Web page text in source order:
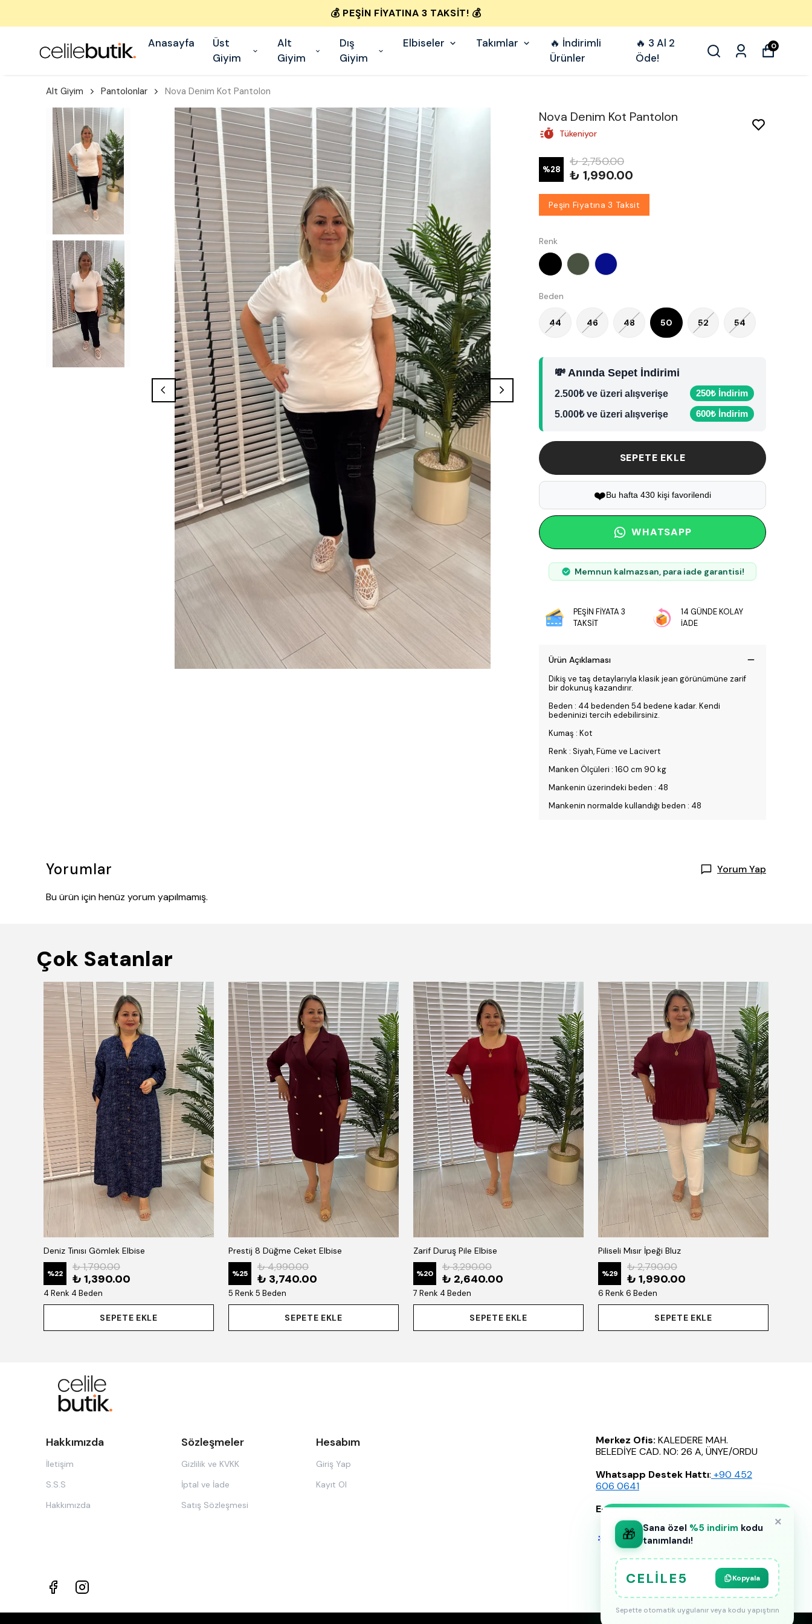
💰 PEŞIN FIYATINA 3 TAKSIT! 💰
Anasayfa
Üst
Giyim
Alt
Giyim
Dış
Giyim
Elbiseler Takımlar
🔥 İndirimli
Ürünler
🔥 3 Al 2
Öde!
0
Alt Giyim Pantolonlar Nova Denim Kot Pantolon
Nova Denim Kot Pantolon
Tükeniyor
%28
₺ 2,750.00
₺ 1,990.00
Peşin Fiyatına 3 Taksit
Renk
Beden
44 46 48 50 52 54
💸 Anında Sepet İndirimi
2.500₺ ve üzeri alışverişe 250₺ İndirim
5.000₺ ve üzeri alışverişe 600₺ İndirim
SEPETE EKLE
❤️Bu hafta 430 kişi favorilendi
WHATSAPP
Memnun kalmazsan, para iade garantisi!
PEŞİN FİYATA 3
TAKSİT
14 GÜNDE KOLAY
İADE
Ürün Açıklaması
Dikiş ve taş detaylarıyla klasik jean görünümüne zarif
bir dokunuş kazandırır.
Beden : 44 bedenden 54 bedene kadar. Kendi
bedeninizi tercih edebilirsiniz.
Kumaş : Kot
Renk : Siyah, Füme ve Lacivert
Manken Ölçüleri : 160 cm 90 kg
Mankenin üzerindeki beden : 48
Mankenin normalde kullandığı beden : 48
Yorumlar Yorum Yap
Bu ürün için henüz yorum yapılmamış.
Çok Satanlar
Deniz Tınısı Gömlek Elbise
%22
₺ 1,790.00
₺ 1,390.00
4 Renk 4 Beden
SEPETE EKLE
Prestij 8 Düğme Ceket Elbise
%25
₺ 4,990.00
₺ 3,740.00
5 Renk 5 Beden
SEPETE EKLE
Zarif Duruş Pile Elbise
%20
₺ 3,290.00
₺ 2,640.00
7 Renk 4 Beden
SEPETE EKLE
Piliseli Mısır İpeği Bluz
%29
₺ 2,790.00
₺ 1,990.00
6 Renk 6 Beden
SEPETE EKLE
Hakkımızda
İletişim
S.S.S
Hakkımızda
Sözleşmeler
Gizlilik ve KVKK
İptal ve İade
Satış Sözleşmesi
Hesabım
Giriş Yap
Kayıt Ol
Merkez Ofis: KALEDERE MAH.
BELEDİYE CAD. NO: 26 A, ÜNYE/ORDU
Whatsapp Destek Hattı: ‪+90 452
606 0641
E-Posta:info@celilebutik.com
×
🎁 Sana özel %5 indirim kodu
tanımlandı!
CELILE5 Kopyala
Sepette otomatik uygulanır veya kodu yapıştırın